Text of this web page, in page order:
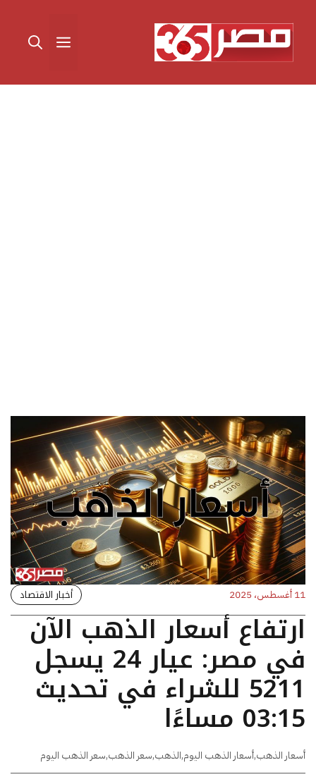
المحتوى القائمة
11 أغسطس، 2025 أخبار الاقتصاد
ارتفاع أسعار الذهب الآن
في مصر: عيار 24 يسجل
5211 للشراء في تحديث
03:15 مساءًا
أسعار الذهب,أسعار الذهب اليوم,الذهب,سعر الذهب,سعر الذهب اليوم